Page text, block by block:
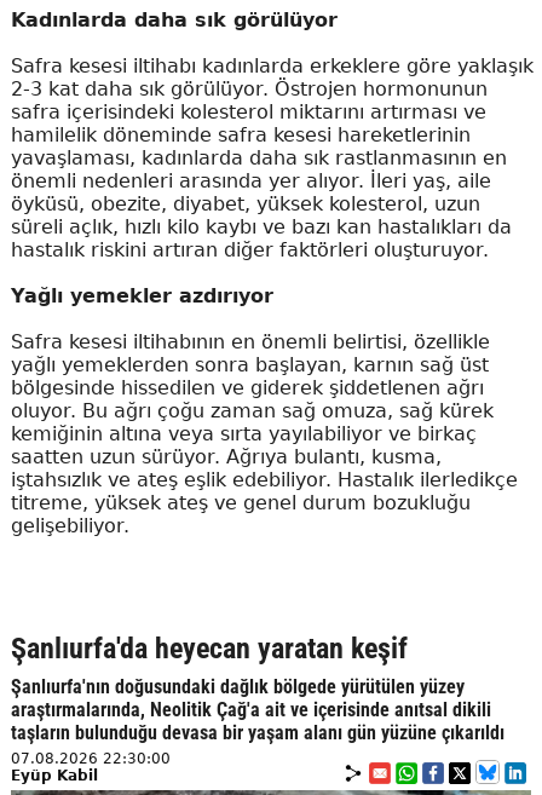
Kadınlarda daha sık görülüyor
Safra kesesi iltihabı kadınlarda erkeklere göre yaklaşık
2-3 kat daha sık görülüyor. Östrojen hormonunun
safra içerisindeki kolesterol miktarını artırması ve
hamilelik döneminde safra kesesi hareketlerinin
yavaşlaması, kadınlarda daha sık rastlanmasının en
önemli nedenleri arasında yer alıyor. İleri yaş, aile
öyküsü, obezite, diyabet, yüksek kolesterol, uzun
süreli açlık, hızlı kilo kaybı ve bazı kan hastalıkları da
hastalık riskini artıran diğer faktörleri oluşturuyor.
Yağlı yemekler azdırıyor
Safra kesesi iltihabının en önemli belirtisi, özellikle
yağlı yemeklerden sonra başlayan, karnın sağ üst
bölgesinde hissedilen ve giderek şiddetlenen ağrı
oluyor. Bu ağrı çoğu zaman sağ omuza, sağ kürek
kemiğinin altına veya sırta yayılabiliyor ve birkaç
saatten uzun sürüyor. Ağrıya bulantı, kusma,
iştahsızlık ve ateş eşlik edebiliyor. Hastalık ilerledikçe
titreme, yüksek ateş ve genel durum bozukluğu
gelişebiliyor.
Şanlıurfa'da heyecan yaratan keşif
Şanlıurfa'nın doğusundaki dağlık bölgede yürütülen yüzey
araştırmalarında, Neolitik Çağ'a ait ve içerisinde anıtsal dikili
taşların bulunduğu devasa bir yaşam alanı gün yüzüne çıkarıldı
07.08.2026 22:30:00
Eyüp Kabil